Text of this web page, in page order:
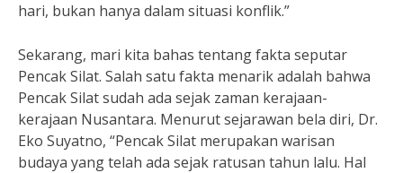
hari, bukan hanya dalam situasi konflik.”
Sekarang, mari kita bahas tentang fakta seputar
Pencak Silat. Salah satu fakta menarik adalah bahwa
Pencak Silat sudah ada sejak zaman kerajaan-
kerajaan Nusantara. Menurut sejarawan bela diri, Dr.
Eko Suyatno, “Pencak Silat merupakan warisan
budaya yang telah ada sejak ratusan tahun lalu. Hal